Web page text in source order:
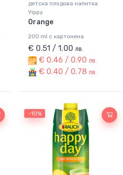
детска плодова напитка
Yippy
Orange
200 ml с картонена
€ 0.51 / 1.00 лв.
€ 0.46 / 0.90 лв.
€ 0.40 / 0.78 лв.
-10%